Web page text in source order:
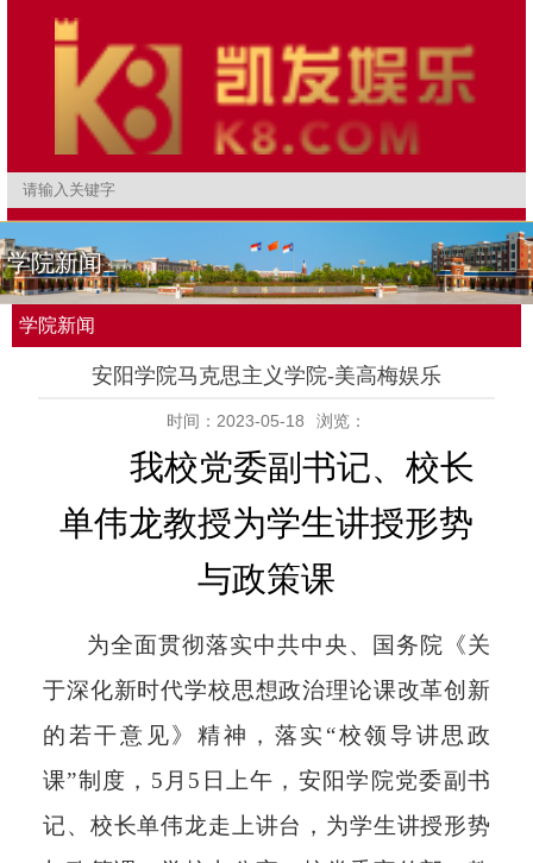
学院新闻
学院新闻
安阳学院马克思主义学院-美高梅娱乐
时间：2023-05-18 浏览：
我校党委副书记、校长
单伟龙教授为学生讲授形势
与政策课
为全面贯彻落实中共中央、国务院《关
于深化新时代学校思想政治理论课改革创新
的若干意见》精神，落实“校领导讲思政
课”制度，5月5日上午，安阳学院党委副书
记、校长单伟龙走上讲台，为学生讲授形势